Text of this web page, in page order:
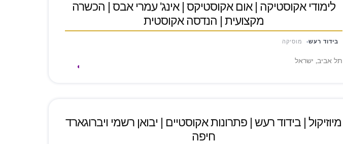
לימודי אקוסטיקה | אום אקוסטיקס | אינג' עמרי אבס | הכשרה
מקצועית | הנדסה אקוסטית
בידוד רעש מוסיקה
תל אביב, ישראל
מיוזיקול | בידוד רעש | פתרונות אקוסטיים | יבואן רשמי ויברוגארד
חיפה